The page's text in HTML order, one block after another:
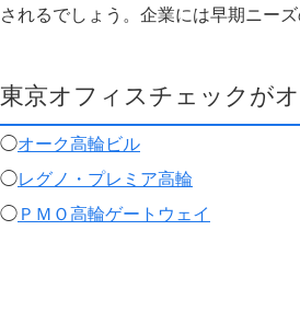
されるでしょう。企業には早期ニー
東京オフィスチェックが
◯オーク高輪ビル
◯レグノ・プレミア高輪
◯ＰＭＯ高輪ゲートウェイ